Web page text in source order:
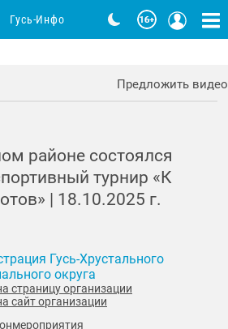
Предложить видео
районе состоялся
турнир «К
| 18.10.2025 г.
Гусь-Хрустального
округа
страницу организации
сайт организации
мероприятия
Гусь-Инфо